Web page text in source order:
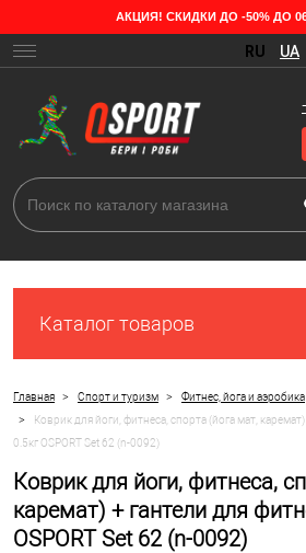
АКЦИЯ! СКИДКИ ДО -50% ДО
RU UA
Каталог товаров
Главная > Спорт и туризм > Фитнес, йога и аэробика
>
Коврик для йоги, фитнеса, спорта (йога мат,
0.5кг OSPORT Set 62 (n-0092)
Коврик для йоги, фитнеса,
каремат) + гантели для
OSPORT Set 62 (n-0092)